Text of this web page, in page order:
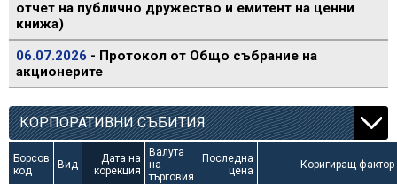
отчет на публично дружество и емитент на ценни
книжа)
06.07.2026 - Протокол от Общо събрание на
акционерите
КОРПОРАТИВНИ СЪБИТИЯ
Борсов
код
Вид
Дата на
корекция
Валута
на
търговия
Последна
цена
Коригиращ фактор